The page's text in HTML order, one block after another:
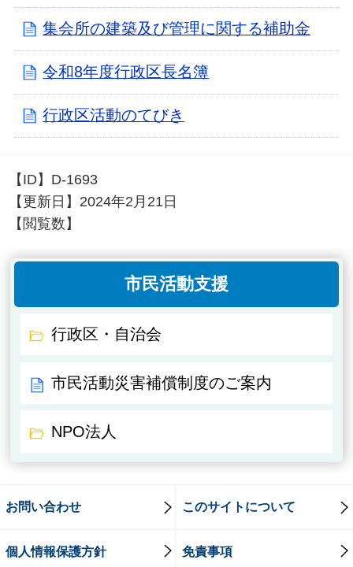
集会所の建築及び管理に関する補助金
令和8年度行政区長名簿
行政区活動のてびき
【ID】 D-1693
【更新日】 2024年2月21日
【閲覧数】
市民活動支援
行政区・自治会
市民活動災害補償制度のご案内
NPO法人
お問い合わせ このサイトについて
個人情報保護方針 免責事項